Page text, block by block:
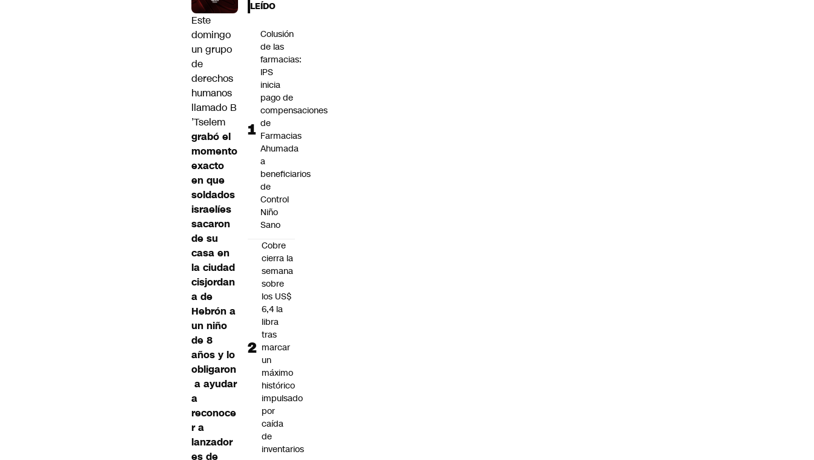
Este
domingo
un grupo
de
derechos
humanos
llamado B
’Tselem
grabó el
momento
exacto
en que
soldados
israelíes
sacaron
de su
casa en
la ciudad
cisjordan
a de
Hebrón a
un niño
de 8
años y lo
obligaron
a ayudar
a
reconoce
r a
lanzador
es de
LEÍDO
Colusión
de las
farmacias:
IPS
inicia
pago de
compensaciones
de
Farmacias
Ahumada
a
beneficiarios
de
Control
Niño
Sano
Cobre
cierra la
semana
sobre
los US$
6,4 la
libra
tras
marcar
un
máximo
histórico
impulsado
por
caída
de
inventarios